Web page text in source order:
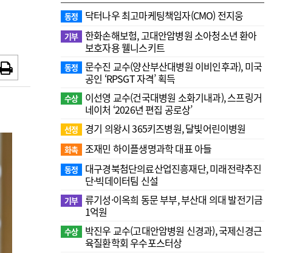
동정 닥터나우 최고마케팅책임자(CMO) 전지웅
기부 한화손해보험, 고대안암병원 소아청소년 환아
보호자용 웰니스키트
동정
문수진 교수( 양산부산대병원 이비인후과), 미국
공인 ‘RPSGT 자격’ 획득
수상
이선영 교수(건국대병원 소화기내과), 스프링거
네이처 ‘2026년 편집 공로상’
선정 경기 의왕시 365키즈병원, 달빛어린이병원
화촉 조재민 하이플생명과학 대표 아들
동정
대구경북첨단의료산업진흥재단, 미래전략추진
단·빅데이터팀 신설
기부 류기성·이옥희 동문 부부, 부산대 의대 발전기금
1억원
수상
박진우 교수(고대안암병원 신경과), 국제신경근
육질환학회 우수포스터상